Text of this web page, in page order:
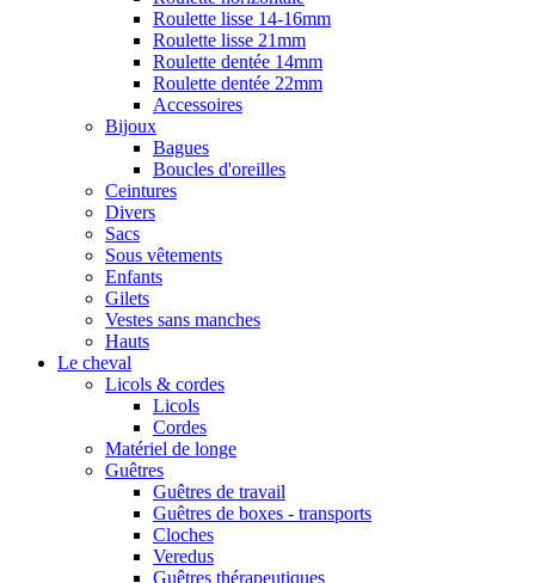
Roulette lisse 14-16mm
Roulette lisse 21mm
Roulette dentée 14mm
Roulette dentée 22mm
Accessoires
Bijoux
Bagues
Boucles d'oreilles
Ceintures
Divers
Sacs
Sous vêtements
Enfants
Gilets
Vestes sans manches
Hauts
Le cheval
Licols & cordes
Licols
Cordes
Matériel de longe
Guêtres
Guêtres de travail
Guêtres de boxes - transports
Cloches
Veredus
Guêtres thérapeutiques